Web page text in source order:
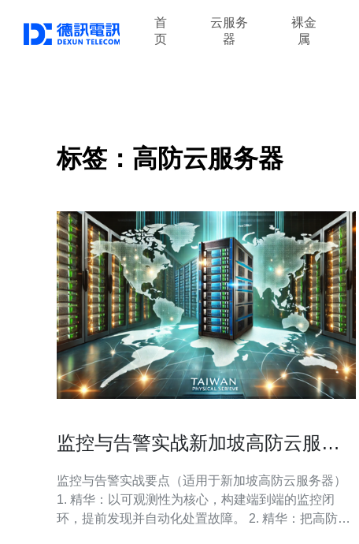
首
页
云服务
器
裸金
属
标签：高防云服务器
监控与告警实战新加坡高防云服务
监控与告警实战要点（适用于新加坡高防云服务器）
1. 精华：以可观测性为核心，构建端到端的监控闭
环，提前发现并自动化处置故障。 2. 精华：把高防云